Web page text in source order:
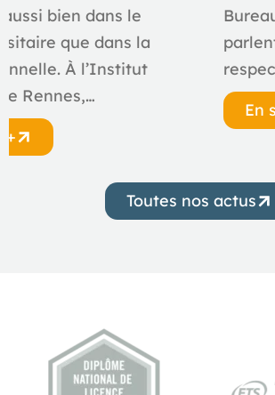
bien dans le
que dans la
À l’Institut
Rennes,…
+
En
Toutes nos actus